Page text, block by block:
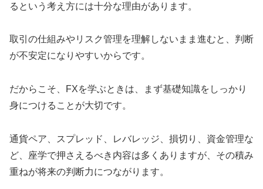
るという考え方には十分な理由があります。
取引の仕組みやリスク管理を理解しないまま進むと、判断
が不安定になりやすいからです。
だからこそ、FXを学ぶときは、まず基礎知識をしっかり
身につけることが大切です。
通貨ペア、スプレッド、レバレッジ、損切り、資金管理な
ど、座学で押さえるべき内容は多くありますが、その積み
重ねが将来の判断力につながります。